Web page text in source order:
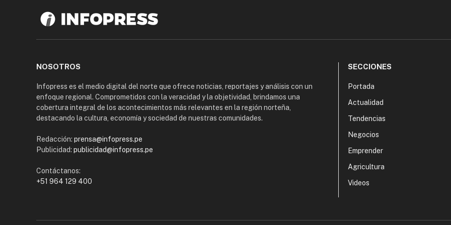
NOSOTROS
Infopress es el medio digital del norte que ofrece noticias, reportajes y análisis con un
enfoque regional. Comprometidos con la veracidad y la objetividad, brindamos una
cobertura integral de los acontecimientos más relevantes en la región norteña,
destacando la cultura, economía y sociedad de nuestras comunidades.
Redacción: prensa@infopress.pe
Publicidad: publicidad@infopress.pe
Contáctanos:
+51 964 129 400
SECCIONES
Portada
Actualidad
Tendencias
Negocios
Emprender
Agricultura
Videos